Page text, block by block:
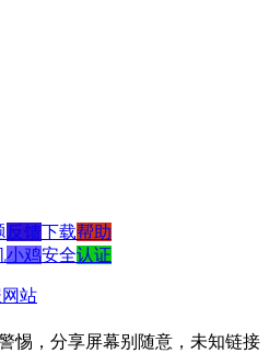
反馈下载帮助
小鸡安全认证
站
惕，分享屏幕别随意，未知链接